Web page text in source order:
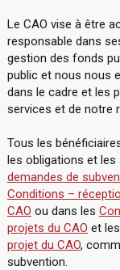
Le CAO vise à être
responsable dans
gestion des fonds
public et nous nous
dans le cadre et les
services et de notre
Tous les
les obligations et
demandes de
Conditions –
CAO ou dans les
projets du CAO et les
projet du CAO,
subvention.